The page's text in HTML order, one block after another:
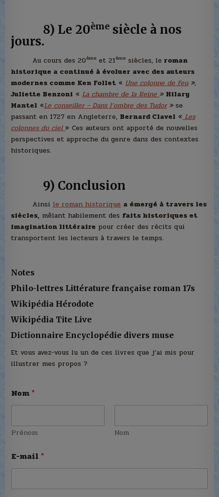
8) Le 20ème siècle à nos
jours.
Au cours des 20ème et 21ème siècles, le roman
historique a continué à évoluer avec des auteurs
modernes comme Ken Follet « Une colonne de feu»,
Juliette Benzoni «La chambre de la Reine » Hilary
Mantel «Le conseiller – Dans l’ombre des Tudor»se
passant en 1727 en Angleterre, Bernard Clavel « Les
colonnes du ciel » Ces auteurs ont apporté de nouvelles
perspectives et approche du genre dans des contextes
historiques.
9) Conclusion
Ainsile roman historique a émergé à travers les
siècles, mêlant habilement des faits historiques et
imagination littéraire pour créer des récits qui
transportent les lecteurs à travers le temps.
Notes
Philo-lettres Littérature française roman 17s
Wikipédia Hérodote
Wikipédia Tite Live
Dictionnaire Encyclopédie divers muse
Et vous avez-vous lu un de ces livres que j’ai mis pour
illustrer mes propos ?
Nom *
Prénom Nom
E-mail *